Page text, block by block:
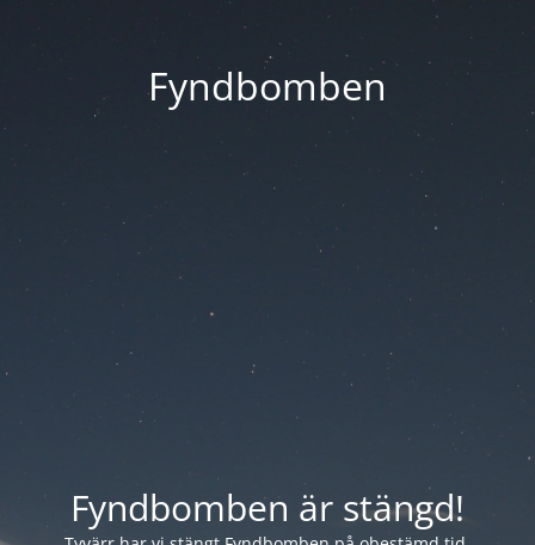
Fyndbomben
Fyndbomben är stängd!